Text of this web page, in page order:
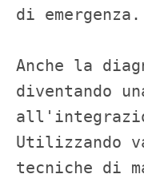
di emergenza.
Anche la
diventando
Utilizzando
tecniche di